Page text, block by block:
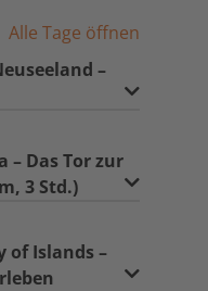
Alle Tage öffnen
–
– Das Tor zur
3 Std.)
of Islands –